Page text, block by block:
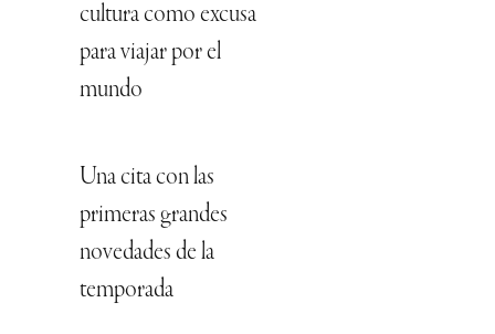
cultura como excusa
para viajar por el
mundo
Una cita con las
primeras grandes
novedades de la
temporada